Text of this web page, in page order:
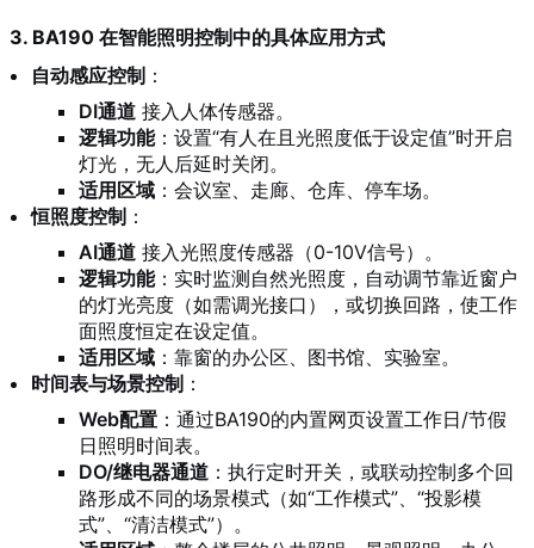
3. BA190 在智能照明控制中的具体应用方式
自动感应控制 ：
DI通道 接入人体传感器。
逻辑功能：设置“有人在且光照度低于设定值”时开启
灯光，无人后延时关闭。
适用区域 ：会议室、走廊、仓库、停车场。
恒照度控制 ：
AI通道 接入光照度传感器（0-10V信号）。
逻辑功能：实时监测自然光照度，自动调节靠近窗户
的灯光亮度（如需调光接口），或切换回路，使工作
面照度恒定在设定值。
适用区域 ：靠窗的办公区、图书馆、实验室。
时间表与场景控制 ：
Web配置 ：通过BA190的内置网页设置工作日/节假
日照明时间表。
DO/继电器通道 ：执行定时开关，或联动控制多个回
路形成不同的场景模式（如“工作模式”、“投影模
式”、“清洁模式”）。